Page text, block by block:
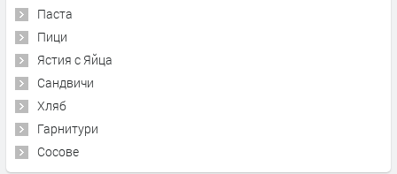
Паста
Пици
Ястия с Яйца
Сандвичи
Хляб
Гарнитури
Сосове